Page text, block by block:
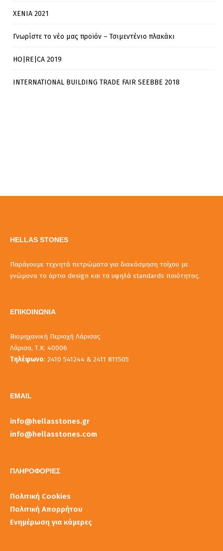
XENIA 2021
Γνωρίστε το νέο μας προϊόν – Τσιμεντένιο πλακάκι
HO|RE|CA 2019
INTERNATIONAL BUILDING TRADE FAIR SEEBBE 2018
HELLAS STONES
Παράγουμε τεχνητά πετρώματα για διακόσμηση τοίχου με
γνώμονα το άρτιο design και τα υψηλά standards ποιότητας.
ΕΠΙΚΟΙΝΩΝΙΑ
Βιομηχανική Περιοχή Λάρισας
Λάρισα, Τ.Κ: 40006
Τηλέφωνο: 2410 541244 & 2411 811505
EMAIL
info@hellasstones.gr
info@hellasstones.com
ΠΛΗΡΟΦΟΡΙΕΣ
Πολιτική Cookies
Πολιτική Απορρήτου
Ενημέρωση για κάμερες